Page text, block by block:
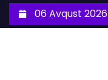
k
06 Avqust 2026